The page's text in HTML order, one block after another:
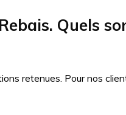
Quels
retenues. Pour nos